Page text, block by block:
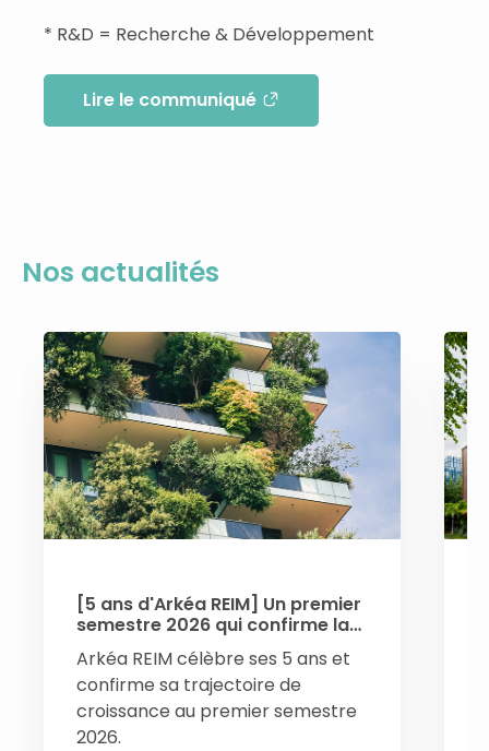
* R&D = Recherche & Développement
Lire le communiqué
Nos actualités
[5 ans d'Arkéa REIM] Un premier
semestre 2026 qui confirme la
dynamique de croissance
Arkéa REIM célèbre ses 5 ans et
confirme sa trajectoire de
croissance au premier semestre
2026.